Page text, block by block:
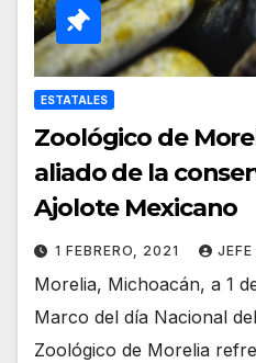
ESTATALES
Zoológico de
aliado de la
Ajolote Mexicano
1 FEBRERO, 2021
Morelia, Michoacán, a 1
Marco del día Nacional
Zoológico de Morelia